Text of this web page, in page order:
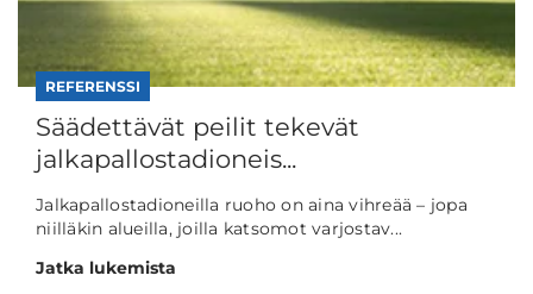
REFERENSSI
Säädettävät peilit tekevät
jalkapallostadioneis...
Jalkapallostadioneilla ruoho on aina vihreää – jopa
niilläkin alueilla, joilla katsomot varjostav...
Jatka lukemista